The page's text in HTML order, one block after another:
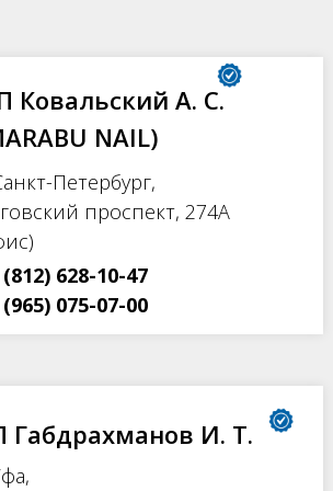
Ковальский А. С.
NAIL)
Петербург,
проспект, 274А
628-10-47
075-07-00
Габдрахманов И. Т.